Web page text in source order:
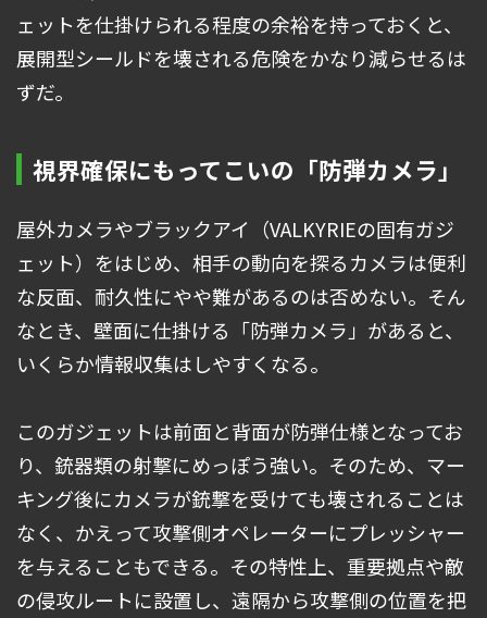
ェットを仕掛けられる程度の余裕を持っておくと、
展開型シールドを壊される危険をかなり減らせるは
ずだ。
視界確保にもってこいの「防弾カメラ」
屋外カメラやブラックアイ（VALKYRIEの固有ガジ
ェット）をはじめ、相手の動向を探るカメラは便利
な反面、耐久性にやや難があるのは否めない。そん
なとき、壁面に仕掛ける「防弾カメラ」があると、
いくらか情報収集はしやすくなる。
このガジェットは前面と背面が防弾仕様となってお
り、銃器類の射撃にめっぽう強い。そのため、マー
キング後にカメラが銃撃を受けても壊されることは
なく、かえって攻撃側オペレーターにプレッシャー
を与えることもできる。その特性上、重要拠点や敵
の侵攻ルートに設置し、遠隔から攻撃側の位置を把